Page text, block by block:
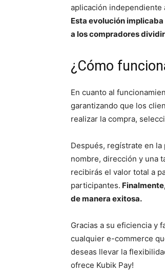
aplicación independiente
Esta evolución
a los compradores
¿Cómo
En cuanto al
garantizando que los
realizar la compra,
Después, regístrate en
nombre, dirección y una
recibirás el valor total a
participantes.
de manera exitosa.
Gracias a su eficiencia y
cualquier e-commerce
deseas llevar la
ofrece Kubik Pay!